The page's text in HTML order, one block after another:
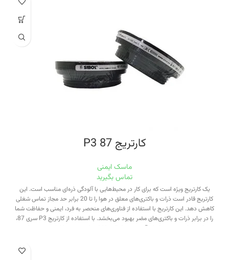
کارتریج 87 P3
ماسک ایمنی
تماس بگیرید
یک کارتریج ویژه است که برای کار در محیط‌هایی با آلودگی ذره‌ای مناسب است. این
کارتریج قادر است ذرات و باکتری‌های معلق در هوا را تا 20 برابر حد مجاز تماس شغلی
کاهش دهد. این کارتریج با استفاده از فناوری‌های منحصر به فرد، ایمنی و حفاظت شما
را در برابر ذرات و باکتری‌های مضر بهبود می‌بخشد. با استفاده از کارتریج P3 سری 87،
شما می‌توانید در محیط‌های آلوده و خطرناک با اطمینان بیشتری کار کنید و به سلامتی